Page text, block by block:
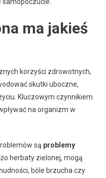
ma jakieś
korzyści zdrowotnych,
skutki uboczne,
Kluczowym czynnikiem
na organizm w
są problemy
herbaty zielonej, mogą
bóle brzucha czy